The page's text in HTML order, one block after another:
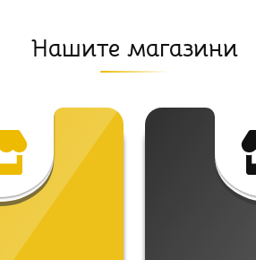
Нашите магазини